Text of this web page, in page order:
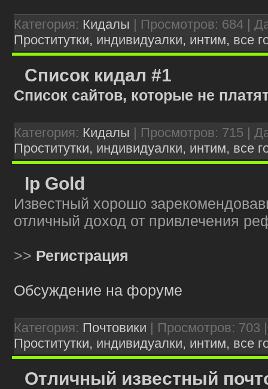
Категория: Кидалы | Просмотров: 684 |
Проститутки, индивидуалки, интим, все
Список кидал #1
Список сайтов, которые не
Категория: Кидалы | Просмотров: 715 |
Проститутки, индивидуалки, интим, все
Ip Gold
Известный хорошо
отличный доход от привлечения
>> Регистрация
Обсуждение на форуме
Категория: Почтовики | Просмотров: 703
Проститутки, индивидуалки, интим, все
Отличный известный